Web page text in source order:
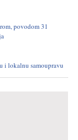
povodom 31
i lokalnu samoupravu